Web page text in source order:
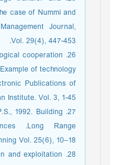
case of Nummi and
Journal,
Vol. 29(4), 447-453.
cooperation
of technology
Publications of
Institute. Vol. 3, 1-45.
1992. Building
.Long Range
Vol. 25(6), 10–18.
and exploitation